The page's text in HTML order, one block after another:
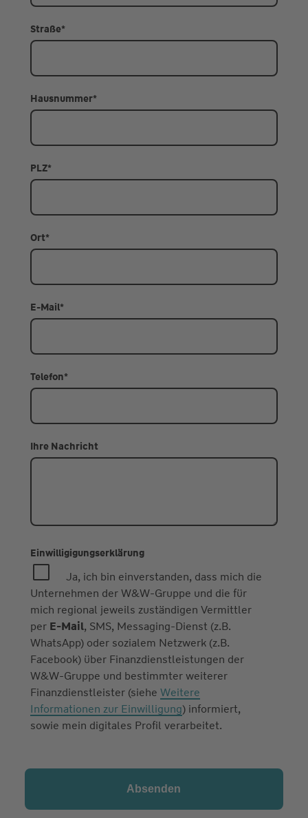
Straße*
Hausnummer*
PLZ*
Ort*
E-Mail*
Telefon*
Ihre Nachricht
Einwilligigungserklärung
Ja, ich bin einverstanden, dass mich die
Unternehmen der W&W-Gruppe und die für
mich regional jeweils zuständigen Vermittler
per E-Mail, SMS, Messaging-Dienst (z.B.
WhatsApp) oder sozialem Netzwerk (z.B.
Facebook) über Finanzdienstleistungen der
W&W-Gruppe und bestimmter weiterer
Finanzdienstleister (siehe Weitere
Informationen zur Einwilligung) informiert,
sowie mein digitales Profil verarbeitet.